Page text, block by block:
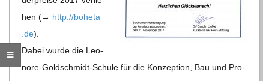
D
S
hen (→ http://​boheta​
.de).
Dabei wurde die Leo­
nore-Gold­schmidt-Schule für die Kon­zep­tion, Bau und Pro­